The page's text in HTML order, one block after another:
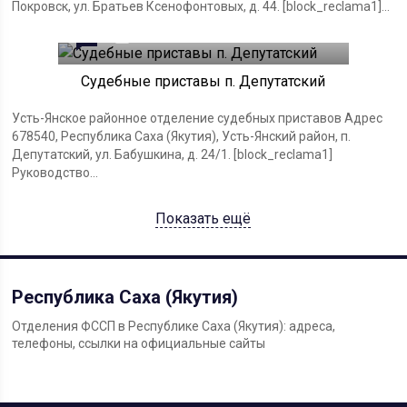
Покровск, ул. Братьев Ксенофонтовых, д. 44. [block_reclama1]...
Судебные приставы п. Депутатский
Усть-Янское районное отделение судебных приставов Адрес
678540, Республика Саха (Якутия), Усть-Янский район, п.
Депутатский, ул. Бабушкина, д. 24/1. [block_reclama1]
Руководство...
Показать ещё
Республика Саха (Якутия)
Отделения ФССП в Республике Саха (Якутия): адреса,
телефоны, ссылки на официальные сайты